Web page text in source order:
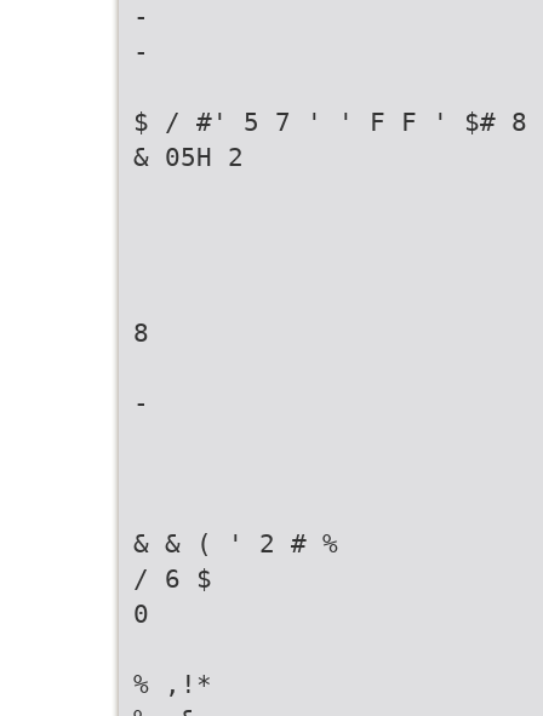
-
-
$ / #' 5 7 ' ' F F ' $#
& 05H 2
8
-
& & ( ' 2 # %
/ 6 $
0
% ,!*